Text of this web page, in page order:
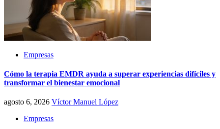
Empresas
Cómo la terapia EMDR ayuda a superar experiencias difíciles y
transformar el bienestar emocional
agosto 6, 2026 Víctor Manuel López
Empresas